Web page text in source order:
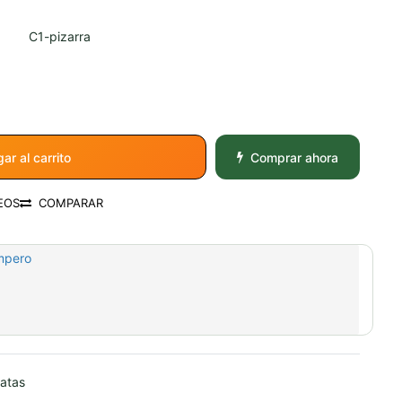
C1-pizarra
al carrito Comprar ahora
COMPARAR